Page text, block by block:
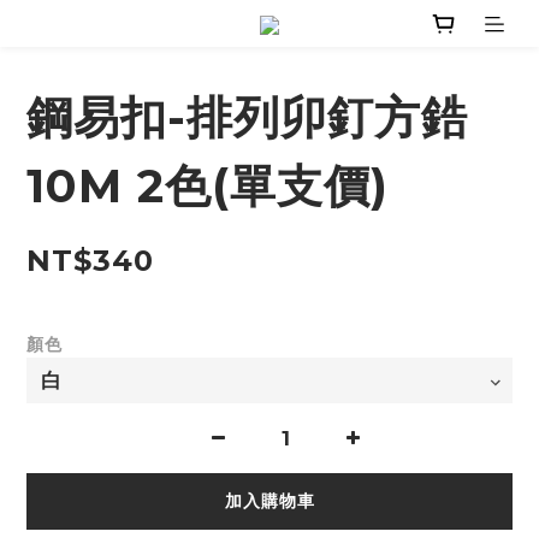
鋼易扣-排列卯釘方鋯
10M 2色(單支價)
NT$340
顏色
加入購物車